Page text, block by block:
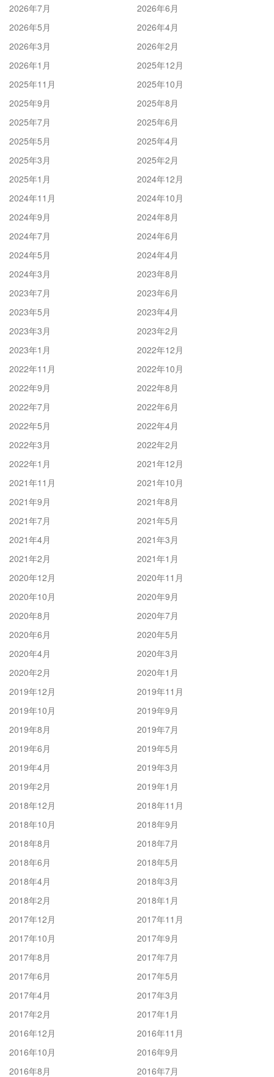
2026年7月
2026年6月
2026年5月
2026年4月
2026年3月
2026年2月
2026年1月
2025年12月
2025年11月
2025年10月
2025年9月
2025年8月
2025年7月
2025年6月
2025年5月
2025年4月
2025年3月
2025年2月
2025年1月
2024年12月
2024年11月
2024年10月
2024年9月
2024年8月
2024年7月
2024年6月
2024年5月
2024年4月
2024年3月
2023年8月
2023年7月
2023年6月
2023年5月
2023年4月
2023年3月
2023年2月
2023年1月
2022年12月
2022年11月
2022年10月
2022年9月
2022年8月
2022年7月
2022年6月
2022年5月
2022年4月
2022年3月
2022年2月
2022年1月
2021年12月
2021年11月
2021年10月
2021年9月
2021年8月
2021年7月
2021年5月
2021年4月
2021年3月
2021年2月
2021年1月
2020年12月
2020年11月
2020年10月
2020年9月
2020年8月
2020年7月
2020年6月
2020年5月
2020年4月
2020年3月
2020年2月
2020年1月
2019年12月
2019年11月
2019年10月
2019年9月
2019年8月
2019年7月
2019年6月
2019年5月
2019年4月
2019年3月
2019年2月
2019年1月
2018年12月
2018年11月
2018年10月
2018年9月
2018年8月
2018年7月
2018年6月
2018年5月
2018年4月
2018年3月
2018年2月
2018年1月
2017年12月
2017年11月
2017年10月
2017年9月
2017年8月
2017年7月
2017年6月
2017年5月
2017年4月
2017年3月
2017年2月
2017年1月
2016年12月
2016年11月
2016年10月
2016年9月
2016年8月
2016年7月